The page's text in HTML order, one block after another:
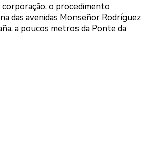
corporação, o procedimento
das avenidas Monseñor Rodríguez
a poucos metros da Ponte da